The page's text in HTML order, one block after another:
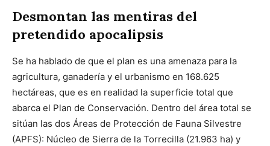
Desmontan las mentiras del
pretendido apocalipsis
Se ha hablado de que el plan es una amenaza para la
agricultura, ganadería y el urbanismo en 168.625
hectáreas, que es en realidad la superficie total que
abarca el Plan de Conservación. Dentro del área total se
sitúan las dos Áreas de Protección de Fauna Silvestre
(APFS): Núcleo de Sierra de la Torrecilla (21.963 ha) y